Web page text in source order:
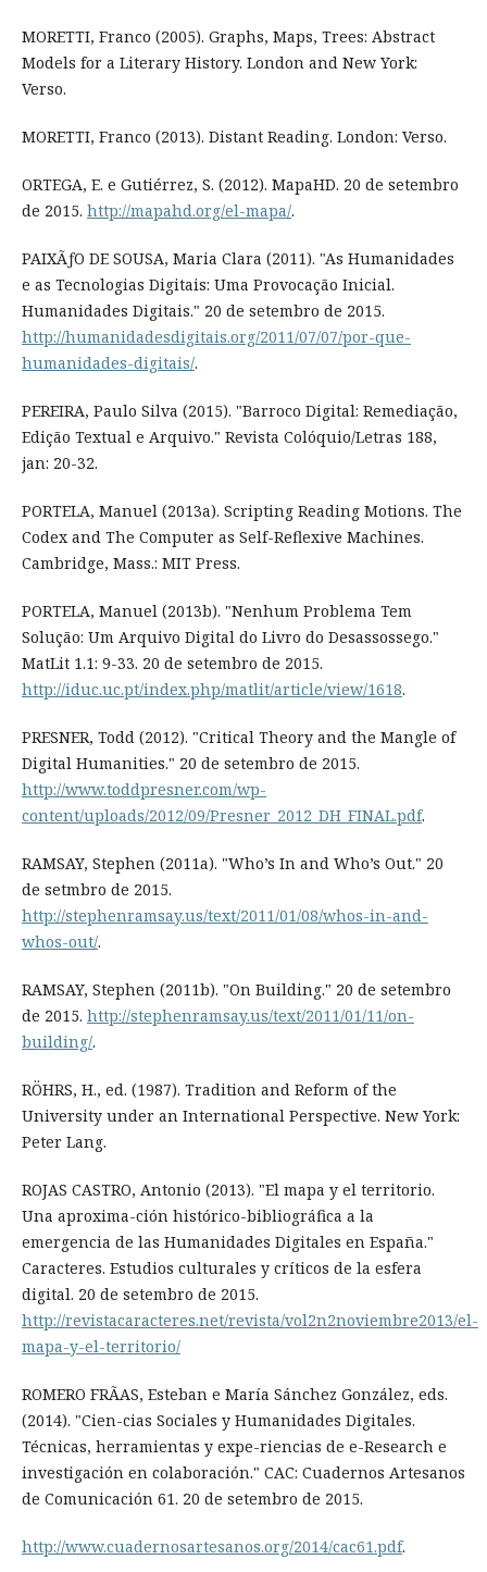
MORETTI, Franco (2005). Graphs, Maps, Trees: Abstract
Models for a Literary History. London and New York:
Verso.
MORETTI, Franco (2013). Distant Reading. London: Verso.
ORTEGA, E. e Gutiérrez, S. (2012). MapaHD. 20 de setembro
de 2015. http://mapahd.org/el-mapa/.
PAIXÃƒO DE SOUSA, Maria Clara (2011). "As Humanidades
e as Tecnologias Digitais: Uma Provocação Inicial.
Humanidades Digitais." 20 de setembro de 2015.
http://humanidadesdigitais.org/2011/07/07/por-que-
humanidades-digitais/.
PEREIRA, Paulo Silva (2015). "Barroco Digital: Remediação,
Edição Textual e Arquivo." Revista Colóquio/Letras 188,
jan: 20-32.
PORTELA, Manuel (2013a). Scripting Reading Motions. The
Codex and The Computer as Self-Reflexive Machines.
Cambridge, Mass.: MIT Press.
PORTELA, Manuel (2013b). "Nenhum Problema Tem
Solução: Um Arquivo Digital do Livro do Desassossego."
MatLit 1.1: 9-33. 20 de setembro de 2015.
http://iduc.uc.pt/index.php/matlit/article/view/1618.
PRESNER, Todd (2012). "Critical Theory and the Mangle of
Digital Humanities." 20 de setembro de 2015.
http://www.toddpresner.com/wp-
content/uploads/2012/09/Presner_2012_DH_FINAL.pdf.
RAMSAY, Stephen (2011a). "Who’s In and Who’s Out." 20
de setmbro de 2015.
http://stephenramsay.us/text/2011/01/08/whos-in-and-
whos-out/.
RAMSAY, Stephen (2011b). "On Building." 20 de setembro
de 2015. http://stephenramsay.us/text/2011/01/11/on-
building/.
RÖHRS, H., ed. (1987). Tradition and Reform of the
University under an International Perspective. New York:
Peter Lang.
ROJAS CASTRO, Antonio (2013). "El mapa y el territorio.
Una aproxima-ción histórico-bibliográfica a la
emergencia de las Humanidades Digitales en España."
Caracteres. Estudios culturales y críticos de la esfera
digital. 20 de setembro de 2015.
http://revistacaracteres.net/revista/vol2n2noviembre2013/el-
mapa-y-el-territorio/
ROMERO FRÃAS, Esteban e María Sánchez González, eds.
(2014). "Cien-cias Sociales y Humanidades Digitales.
Técnicas, herramientas y expe-riencias de e-Research e
investigación en colaboración." CAC: Cuadernos Artesanos
de Comunicación 61. 20 de setembro de 2015.
http://www.cuadernosartesanos.org/2014/cac61.pdf.